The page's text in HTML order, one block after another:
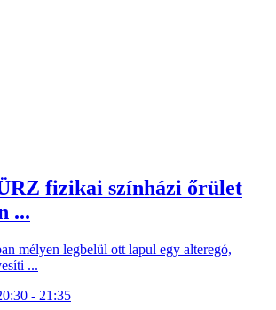
fizikai színházi őrület
...
mélyen legbelül ott lapul egy alteregó,
...
- 21:35